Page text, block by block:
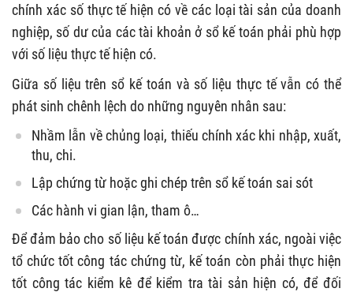
chính xác số thực tế hiện có về các loại tài sản của doanh
nghiệp, số dư của các tài khoản ở sổ kế toán phải phù hợp
với số liệu thực tế hiện có.
Giữa số liệu trên sổ kế toán và số liệu thực tế vẫn có thể
phát sinh chênh lệch do những nguyên nhân sau:
Nhầm lẫn về chủng loại, thiếu chính xác khi nhập, xuất,
thu, chi.
Lập chứng từ hoặc ghi chép trên sổ kế toán sai sót
Các hành vi gian lận, tham ô…
Để đảm bảo cho số liệu kế toán được chính xác, ngoài việc
tổ chức tốt công tác chứng từ, kế toán còn phải thực hiện
tốt công tác kiểm kê để kiểm tra tài sản hiện có, để đối